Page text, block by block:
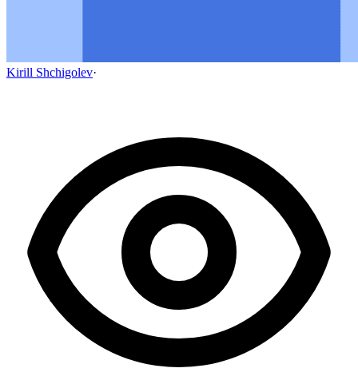
Kirill Shchigolev·